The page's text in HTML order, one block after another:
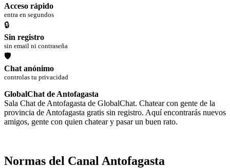
Acceso rápido
entra en segundos
🔒
Sin registro
sin email ni contraseña
🛡
Chat anónimo
controlas tu privacidad
GlobalChat de Antofagasta
Sala Chat de Antofagasta de GlobalChat. Chatear con gente de la
provincia de Antofagasta gratis sin registro. Aquí encontrarás nuevos
amigos, gente con quien chatear y pasar un buen rato.
Normas del Canal Antofagasta